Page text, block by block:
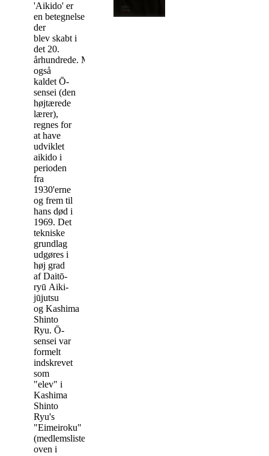
'Aikido' er
en betegnelse,
der
blev skabt i
det 20.
århundrede. Morihei
også
kaldet Ō-
sensei (den
højtærede
lærer),
regnes for
at have
udviklet
aikido i
perioden
fra
1930'erne
og frem til
hans død i
1969. Det
tekniske
grundlag
udgøres i
høj grad
afDaitō-
ryū Aiki-
jūjutsu
og Kashima
Shinto
Ryu. Ō-
sensei var
formelt
indskrevet
som
"elev" i
Kashima
Shinto
Ryu's
"Eimeiroku"
(medlemsliste),
oven i